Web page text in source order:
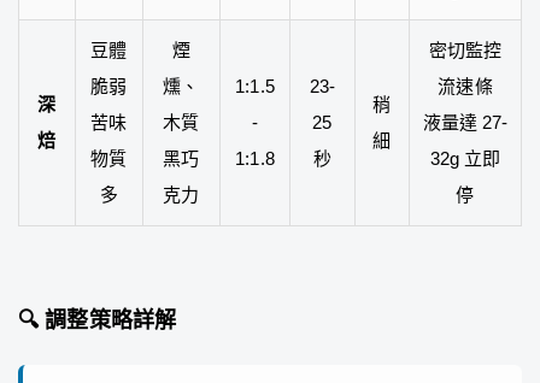
深
焙
豆體
脆弱
苦味
物質
多
煙
燻、
木質
黑巧
克力
1:1.5
-
1:1.8
23-
25
秒
稍
細
密切監控
流速條
液量達 27-
32g 立即
停
🔍 調整策略詳解